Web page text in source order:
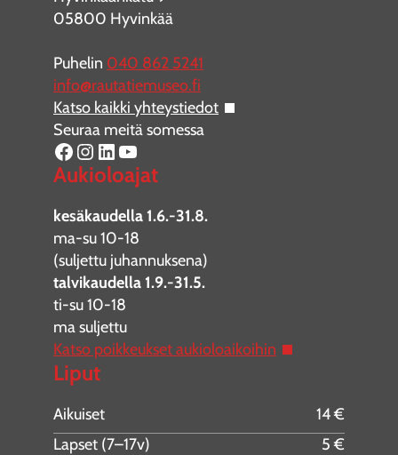
05800 Hyvinkää
Puhelin 040 862 5241
info@rautatiemuseo.fi
Katso kaikki yhteystiedot
Seuraa meitä somessa
Facebook Instagram LinkedIn YouTube
Aukioloajat
kesäkaudella 1.6.-31.8.
ma-su 10-18
(suljettu juhannuksena)
talvikaudella 1.9.-31.5.
ti-su 10-18
ma suljettu
Katso poikkeukset aukioloaikoihin
Liput
Aikuiset
14 €
Lapset (7–17v)
5 €